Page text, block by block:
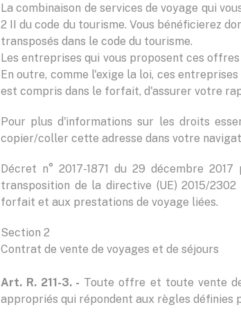
La combinaison de services de voyage qui
2 II du code du tourisme. Vous bénéficierez
transposés dans le code du tourisme.
Les entreprises qui vous proposent ces
En outre, comme l'exige la loi, ces
est compris dans le forfait, d'assurer votre
Pour plus d'informations sur les droits
copier/coller cette adresse dans votre
Décret n° 2017-1871 du 29 décembre
transposition de la directive (UE) 2015/
forfait et aux prestations de voyage liées.
Section 2
Contrat de vente de voyages et de séjours
Art. R. 211-3. - Toute offre et toute vente
appropriés qui répondent aux règles définies